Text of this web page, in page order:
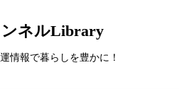
ネルLibrary
情報で暮らしを豊かに！